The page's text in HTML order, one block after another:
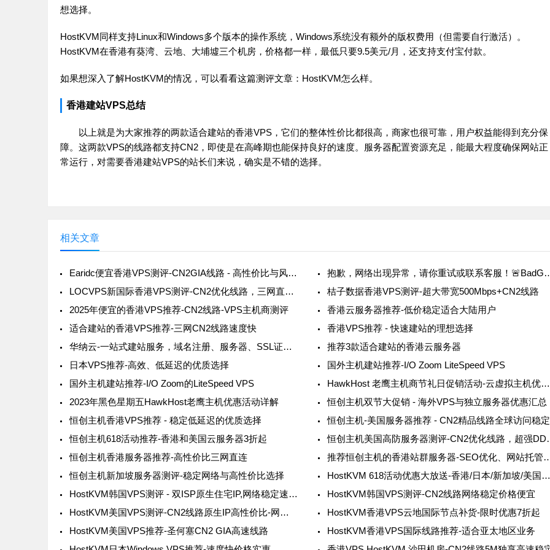
想选择。
HostKVM同样支持Linux和Windows多个版本的操作系统，Windows系统没有额外的版权费用（但需要自行激活）。
HostKVM在香港有葵湾、云地、大埔墟三个机房，价格都一样，最低只要9.5美元/月，还支持支付宝付款。
如果想深入了解HostKVM的情况，可以看看这篇测评文章： HostKVM怎么样。
香港建站VPS总结
以上就是为大家推荐的两款适合建站的香港VPS，它们的整体性价比都很高，商家也很可靠，用户权益能得到充分保
障。这两款VPS的线路都支持CN2，即使是在高峰期也能保持良好的速度。服务器配置资源充足，能最大程度确保网站正
常运行，对需要香港建站VPS的站长们来说，确实是不错的选择。
相关文章
Earidc便宜香港VPS测评-CN2GIA线路 - 高性价比与风险并存
抱歉，网络出现异常，请你重
LOCVPS新国际香港VPS测评-CN2优化线路，三网直连速度怎么样
桔子数据香港VPS测评-超大带宽500Mbps+CN2线路
2025年便宜的香港VPS推荐-CN2线路-VPS主机商测评
香港云服务器推荐-低价稳定适合大陆用户
适合建站的香港VPS推荐-三网CN2线路速度快
香港VPS推荐 - 快速建站的理想选择
华纳云-一站式建站服务，域名注册、服务器、SSL证书全方位满足您的需求
推荐3款适合建站的香港云服务器
日本VPS推荐-高效、低延迟的优质选择
国外主机建站推荐-I/O Zoom LiteSpeed VPS
国外主机建站推荐-I/O Zoom的LiteSpeed VPS
HawkHost 老鹰主机商节礼日促销活动-云虚拟主机优惠适合外贸建站
2023年黑色星期五HawkHost老鹰主机优惠活动详解
恒创主机双节大促销 - 海外VPS与独立服务器优惠汇总
恒创主机香港VPS推荐 - 稳定低延迟的优质选择
恒创主机-美国服务器推荐 - CN2精品线路全球访问稳定
恒创主机618活动推荐-香港和美国云服务器3折起
恒创主机美国
恒创主机香港服务器推荐-高性价比三网直连
推荐恒创主机的香港站群服务器-SEO
恒创主机新加坡服务器测评-稳定网络与高性价比选择
HostKVM 618活动优惠大放送-香港/日本/新加坡/美国VPS低价促销
HostKVM韩国VPS测评 - 双ISP原生住宅IP,网络稳定速度快
HostKVM韩国VPS测评-CN2线路网络稳定价格便宜
HostKVM美国VPS测评-CN2线路原生IP高性价比-网络延迟低稳定性好
HostKVM香港VPS云地国际节点补货-限时优惠7折起
HostKVM美国VPS推荐-圣何塞CN2 GIA高速线路
HostKVM香港VPS国际线路推荐-适合亚太地区业务